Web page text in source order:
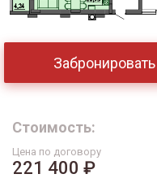
Забронировать
Стоимость:
Цена по договору
221 400 ₽